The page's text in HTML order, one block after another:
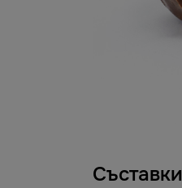
Съставки